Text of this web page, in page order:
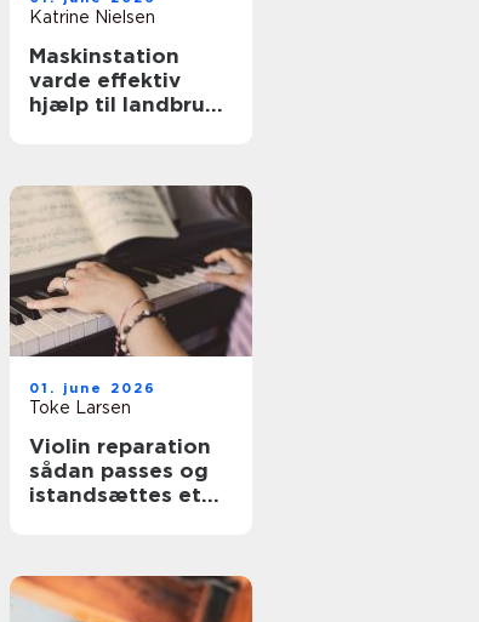
Katrine Nielsen
Maskinstation
varde effektiv
hjælp til landbrug
01. june 2026
Toke Larsen
Violin reparation
sådan passes og
istandsættes et